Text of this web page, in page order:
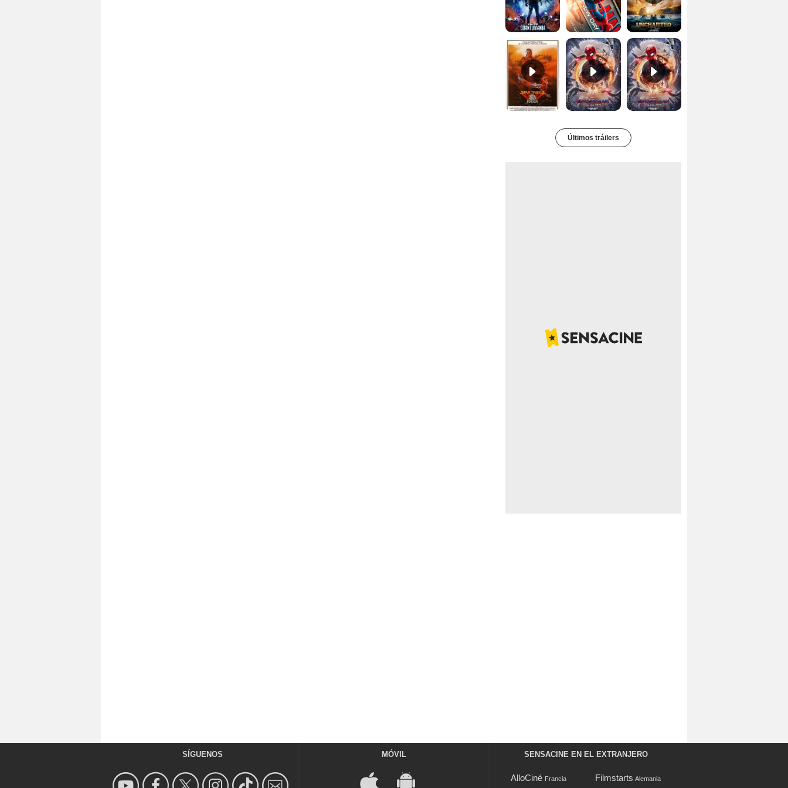
Star Trek II: la ira de Khan Tráiler VO Spider-Man: No Way Home Teaser Tráiler 'Spider-Man: No Way Home'
Últimos tráilers
SÍGUENOS MÓVIL SENSACINE EN EL EXTRANJERO
AlloCiné Francia Filmstarts Alemania